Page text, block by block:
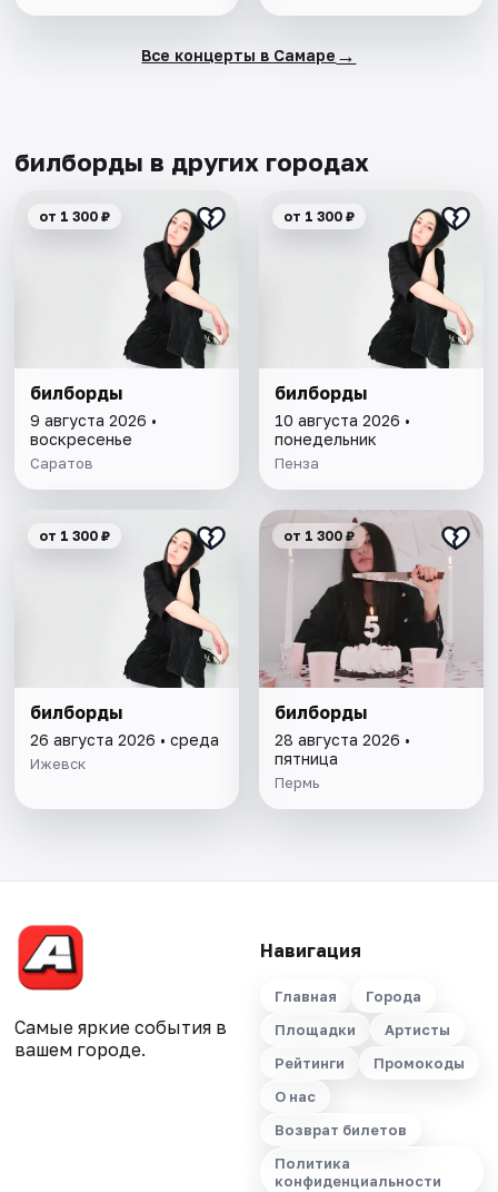
Все концерты в Самаре →
билборды в других городах
от 1 300 ₽
билборды
9 августа 2026 •
воскресенье
Саратов
от 1 300 ₽
билборды
10 августа 2026 •
понедельник
Пенза
от 1 300 ₽
билборды
26 августа 2026 • среда
Ижевск
от 1 300 ₽
билборды
28 августа 2026 •
пятница
Пермь
Самые яркие события в
вашем городе.
Навигация
Главная
Города
Площадки
Артисты
Рейтинги
Промокоды
О нас
Возврат билетов
Политика
конфиденциальности